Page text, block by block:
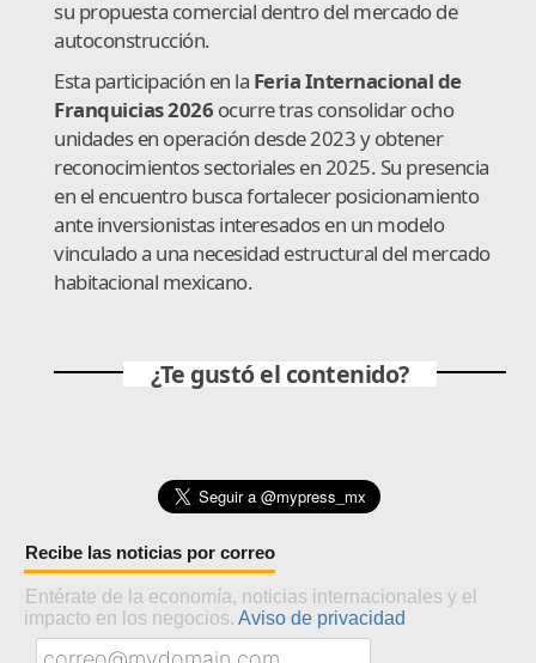
su propuesta comercial dentro del mercado de
autoconstrucción.
Esta participación en la Feria Internacional de
Franquicias 2026 ocurre tras consolidar ocho
unidades en operación desde 2023 y obtener
reconocimientos sectoriales en 2025. Su presencia
en el encuentro busca fortalecer posicionamiento
ante inversionistas interesados en un modelo
vinculado a una necesidad estructural del mercado
habitacional mexicano.
¿Te gustó el contenido?
Recibe las noticias por correo
Entérate de la economía, noticias internacionales y el
impacto en los negocios. Aviso de privacidad